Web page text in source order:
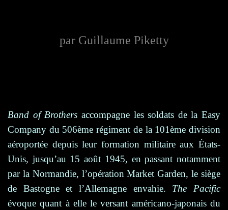
par Guillaume Piketty
Band of Brothers accompagne les soldats de la Easy
Company du 506ème régiment de la 101ème division
aéroportée depuis leur formation militaire aux États-
Unis, jusqu’au 15 août 1945, en passant notamment
par la Normandie, l’opération Market Garden, le siège
de Bastogne et l’Allemagne envahie. The Pacific
évoque quant à elle le versant américano-japonais du